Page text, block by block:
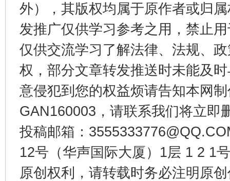
外），其版权均属于原作者或归
发推广仅供学习参考之用，禁止
仅供交流学习了解法律、法规、
权，部分文章转发推送时未能及
意侵犯到您的权益烦请告知本网
GAN160003，请联系我们将立即
投稿邮箱：
12号（华声国际大厦）1层 1 2 1
原创权利，请转载时务必注明原
千年窑火 生生不息 一
揭开“小金库”的免责幌子